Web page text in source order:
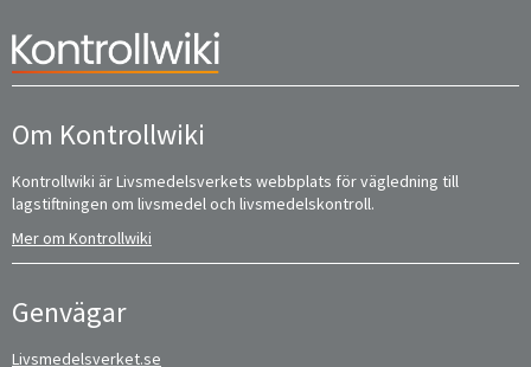
Om Kontrollwiki
Kontrollwiki är Livsmedelsverkets webbplats för vägledning till
lagstiftningen om livsmedel och livsmedelskontroll.
Mer om Kontrollwiki
Genvägar
Livsmedelsverket.se